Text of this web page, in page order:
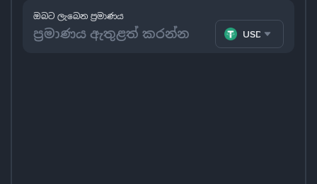
ඔබට ලැබෙන ප්‍රමාණය
USDT